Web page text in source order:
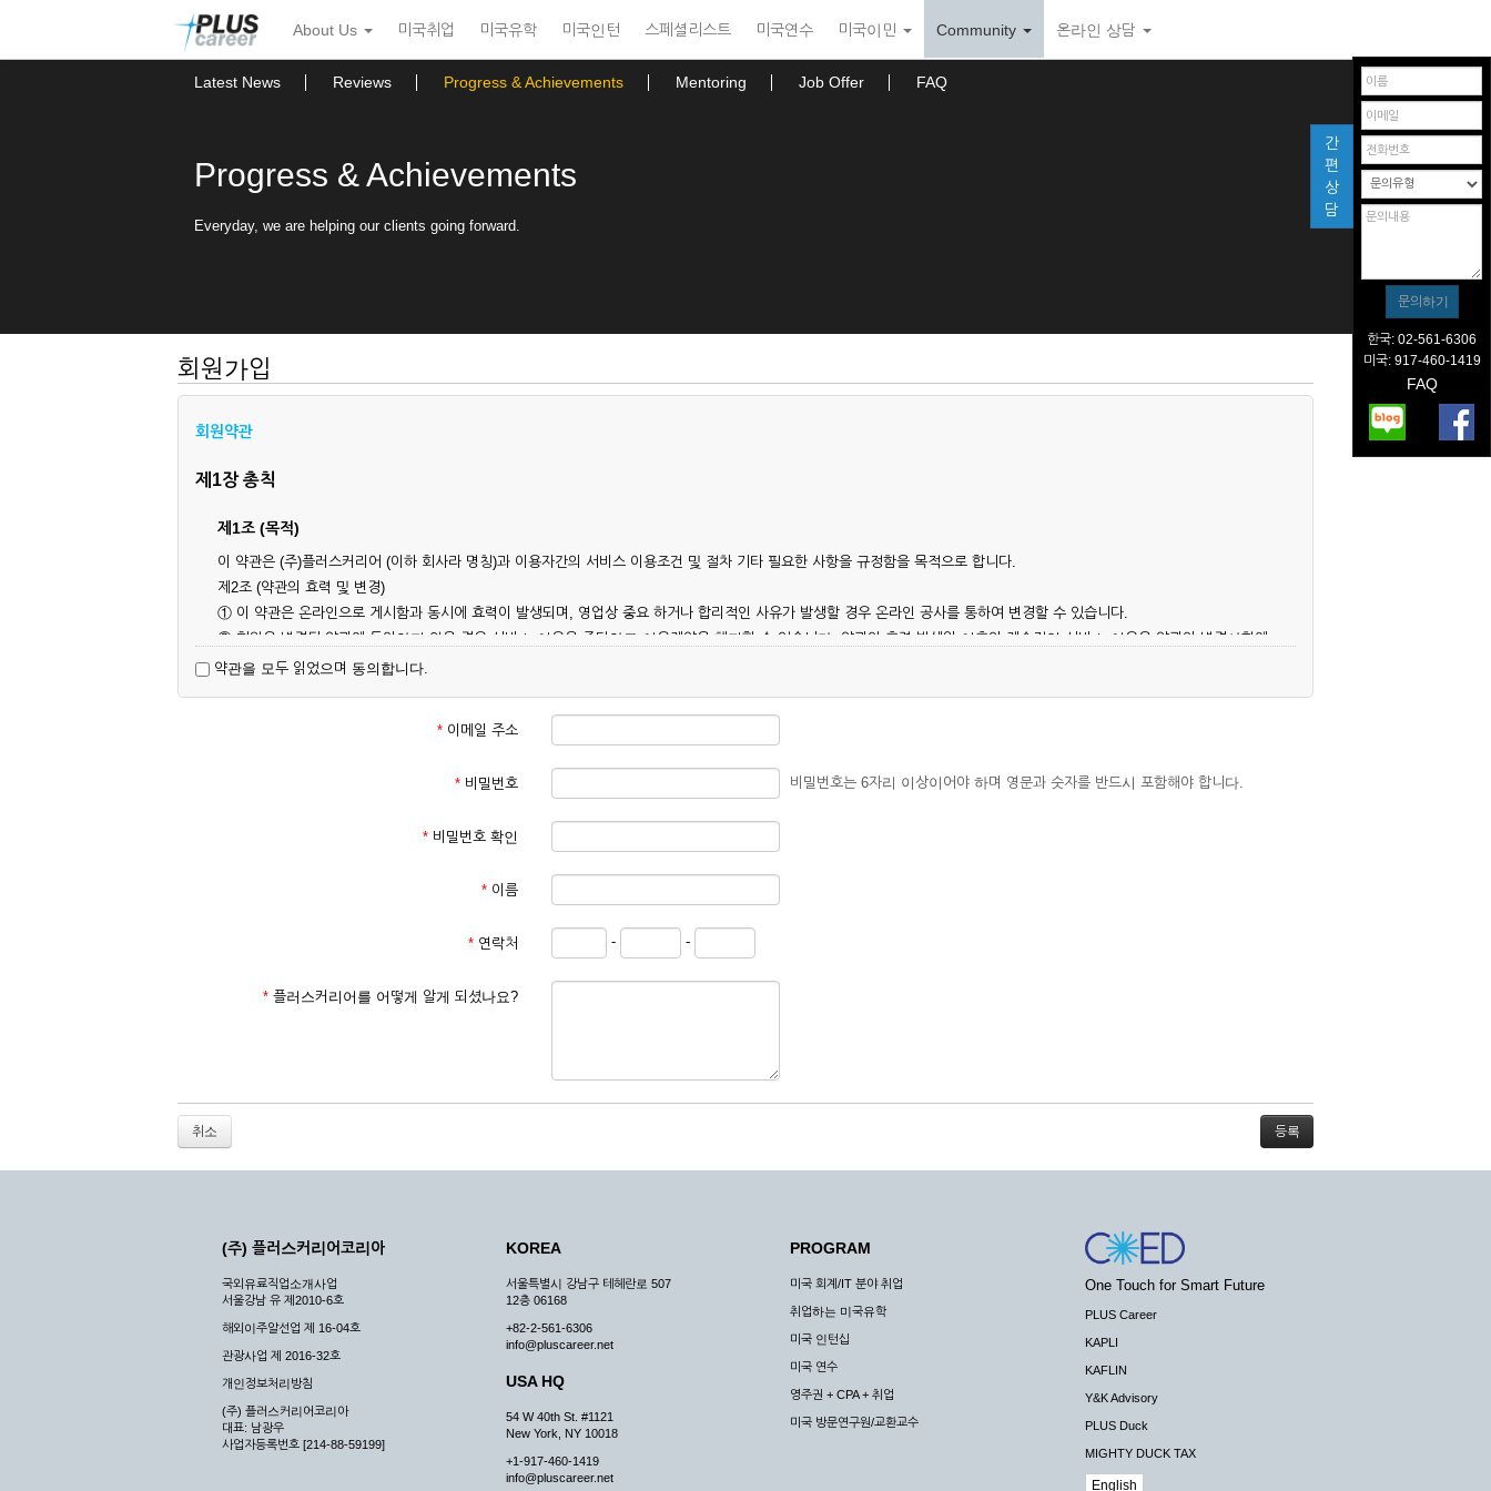
뉴
토
About Us 미국취업 미국유학 미국인턴 스페셜리스트 미국연수 미국이민 Community 온라인 상담
Latest News Reviews Progress & Achievements Mentoring Job Offer FAQ
Progress & Achievements
Everyday, we are helping our clients going forward.
회원가입
회원약관
제1장 총칙
제1조 (목적)
이 약관은 (주)플러스커리어 (이하 회사라 명칭)과 이용자간의 서비스 이용조건 및 절차 기타 필요한 사항을 규정함을 목적으로 합니다.
제2조 (약관의 효력 및 변경)
① 이 약관은 온라인으로 게시함과 동시에 효력이 발생되며, 영업상 중요 하거나 합리적인 사유가 발생할 경우 온라인 공사를 통하여 변경할 수 있습니다.
② 회원은 변경된 약관에 동의하지 않을 경우 서비스 이용을 중단하고 이용계약을 해지할 수 있습니다. 약관의 효력 발생일 이후의 계속적인 서비스 이용은 약관의 변경사항에
대해 동의한 것으로 간주됩니다.
제3조 (약관의 외 준칙)
이 약관에 명시되지 않은 사항은 회사의 공지, 이용안내 및 기타 관계법령의 규정에 따릅니다.
① 서비스 이용계약은 서비스 이용 희망자가 본 약관에 동의한 후 신청자의 실질 정보를 입력하여 회사에 신청하고 회사가 이를 심사, 승낙함으로써 성립하며, 회사는 신청자
② 회원가입시 입력한 ID는 변경할 수 없으며, 회원 1인당 한 개의 ID가 발급됩니다. 부득이한 경우로 인해 변경하고자 하는 경우에는 해당 아이디를 해지하고 재가입해야 합니
③ 회사는 아래의 각 호에 해당하는 이용자에 대하여는 가입을 거절하거나 취소할 수 있으며, 실명으로 등록하지 않은 자의 일체의 권리를 제한할 수 있습니다.
2. 개인정보를 허위로 기재하여 신청할 경우
8. 기타 회사가 정한 제반 사항을 위반하며 신청하는 경우
② 시스템 점검, 교체 및 고장, 기술적인 이유, 국가비상사태, 정전, 서비스 설비의 장애, 서비스 이용의 폭주 등의 정상적인 서비스가 불가능할 경우 회사는 사전 공지나 예고 없
③ 기타 회사는 서비스를 제공할 수 없는 합당한 사유가 발생한 경우
④ 회사는 제 2항 및 제 3항의 사유로 서비스의 제공이 일시적으로 중지됨으로 인해 이용자 또는 제 3자가 입은 손해에 대하여 배상하지 않습니다.
제3장 권리 및 의무
제6조 (회사의 의무)
① 회사는 특별한 사정이 없는 한 이용자가 신청한 후 즉시 서비스를 이용할 수 있도록 하고 계속적, 안정적으로 서비스를 제공할 수 있도록 최선의 노력을 다하여야 합니다.
② 회사는 이용자의 개인 신상 정보를 본인의 승낙 없이 타인에게 누설, 배포하여서는 안됩니다. 다만, 관계법령에 의하여 국가기관 등의 합법적인 요구가 있는 경우에는 해당
약관을 모두 읽었으며 동의합니다.
* 이메일 주소
* 비밀번호 비밀번호는 6자리 이상이어야 하며 영문과 숫자를 반드시 포함해야 합니다.
* 비밀번호 확인
* 이름
* 연락처 - -
* 플러스커리어를 어떻게 알게 되셨나요?
취소
간
편
상
담
한국: 02-561-6306
미국: 917-460-1419
FAQ
(주) 플러스커리어코리아
국외유료직업소개사업
서울강남 유 제2010-6호
해외이주알선업 제 16-04호
관광사업 제 2016-32호
개인정보처리방침
(주) 플러스커리어코리아
대표: 남광우
사업자등록번호 [214-88-59199]
KOREA
서울특별시 강남구 테헤란로 507
12층 06168
+82-2-561-6306
info@pluscareer.net
USA HQ
54 W 40th St. #1121
New York, NY 10018
+1-917-460-1419
info@pluscareer.net
PROGRAM
미국 회계/IT 분야 취업
취업하는 미국유학
미국 인턴십
미국 연수
영주권 + CPA + 취업
미국 방문연구원/교환교수
One Touch for Smart Future
PLUS Career
KAPLI
KAFLIN
Y&K Advisory
PLUS Duck
MIGHTY DUCK TAX
English